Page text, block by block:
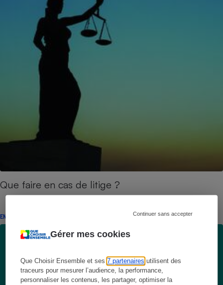
Gérer mes cookies
Que Choisir Ensemble et ses7 partenaires utilisent des
traceurs pour mesurer l’audience, la performance,
personnaliser les contenus, les partager, optimiser la
Continuer sans accepter
Que faire en cas de litige ?
ENQUÊTE